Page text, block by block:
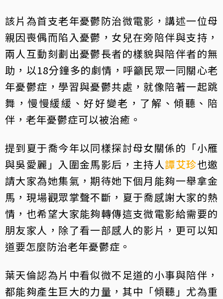
該片為首支老年憂鬱防治微電影，講述一位母
親因喪偶而陷入憂鬱，女兒在旁陪伴與支持，
兩人互動刻劃出憂鬱長者的樣貌與陪伴者的無
助，以18分鐘多的劇情，呼籲民眾一同關心老
年憂鬱症，學習與憂鬱共處，就像陪著一起跳
舞，慢慢緩緩、好好變老，了解、傾聽、陪
伴，老年憂鬱症可以被治癒。
提到夏于喬今年以同樣探討母女關係的「小雁
與吳愛麗」入圍金馬影后，主持人譚艾珍也邀
請大家為她集氣，期待她下個月能夠一舉拿金
馬，現場觀眾掌聲不斷，夏于喬感謝大家的熱
情，也希望大家能夠轉傳這支微電影給需要的
朋友家人，除了看一部感人的影片，更可以知
道要怎麼防治老年憂鬱症。
葉天倫認為片中看似微不足道的小事與陪伴，
都能夠產生巨大的力量，其中「傾聽」尤為重